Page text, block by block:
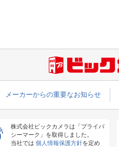
メーカーからの重要なお知らせ
株式会社ビックカメラは「プライバ
シーマーク」を取得しました。
当社では 個人情報保護方針を定め